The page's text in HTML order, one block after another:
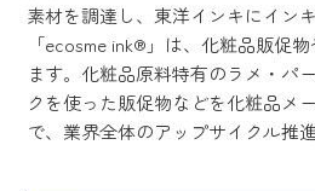
素材を調達し、東洋インキにイン
「ecosme ink®」は、化粧品販促
ます。化粧品原料特有のラメ・パ
クを使った販促物などを化粧品メ
で、業界全体のアップサイクル推